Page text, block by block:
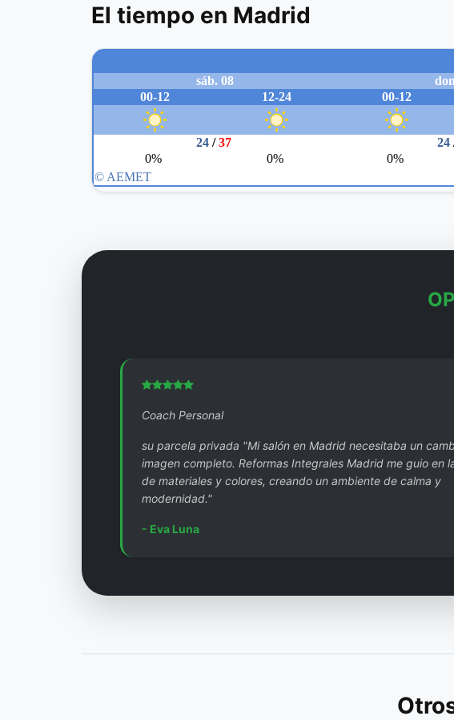
El tiempo en Madrid
Coach Personal
su parcela privada "Mi salón en Madrid necesitaba un
imagen completo. Reformas Integrales Madrid me guio en
de materiales y colores, creando un ambiente de calma y
modernidad."
- Eva Luna